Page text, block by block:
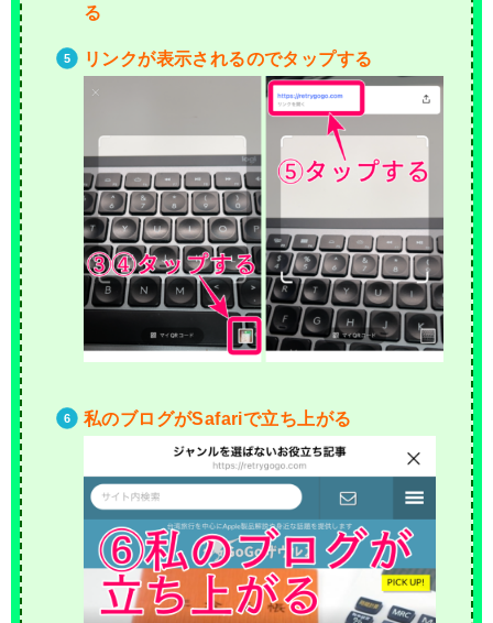
る
リンクが表示されるのでタップする
私のブログがSafariで立ち上がる